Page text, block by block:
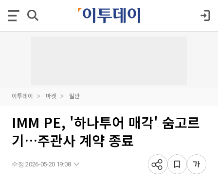
이투데이 마켓 일반
IMM PE, '하나투어 매각' 숨고르
기…주관사 계약 종료
수정 2026-05-20 19:08